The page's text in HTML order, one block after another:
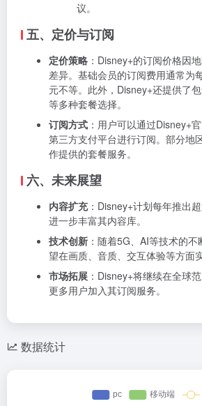
议。
五、定价与订阅
定价策略 ：Disney+的订阅价格因
差异。基础会员的订阅费用通常为
元不等。此外，Disney+还提供了
等多种套餐选择。
订阅方式 ：用户可以通过Disney+
第三方支付平台进行订阅。部分地
作提供的套餐服务。
六、未来展望
内容扩充：Disney+计划每年推出
进一步丰富其内容库。
技术创新 ：随着5G、AI等技术的
望在画质、音质、交互体验等方面
市场拓展 ：Disney+将继续在全球
更多用户加入其订阅服务。
数据统计